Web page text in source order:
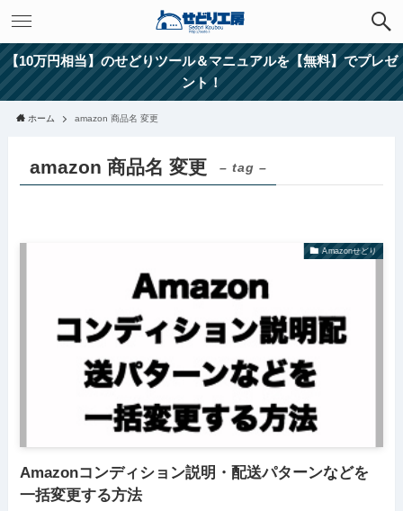
【10万円相当】のせどりツール＆マニュアルを【無料】でプレゼ
ント！
ホーム amazon 商品名 変更
amazon 商品名 変更 – tag –
Amazonせどり
Amazonコンディション説明・配送パターンなどを
一括変更する方法